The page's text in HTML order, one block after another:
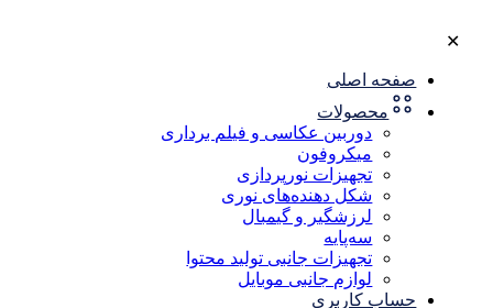
✕
صفحه اصلی
محصولات
دوربین عکاسی و فیلم برداری
میکروفون
تجهیزات نورپردازی
شکل‌ دهنده‌های نوری
لرزشگیر و گیمبال
سه‌پایه
تجهیزات جانبی تولید محتوا
لوازم جانبی موبایل
حساب کاربری